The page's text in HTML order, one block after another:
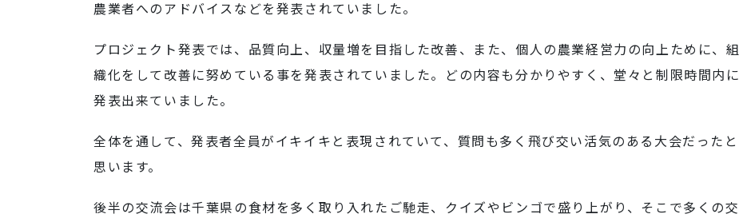
農業者へのアドバイスなどを発表されていました。
プロジェクト発表では、品質向上、収量増を目指した改善、また、個人の農業経営力の向上ために、組
織化をして改善に努めている事を発表されていました。どの内容も分かりやすく、堂々と制限時間内に
発表出来ていました。
全体を通して、発表者全員がイキイキと表現されていて、質問も多く飛び交い活気のある大会だったと
思います。
後半の交流会は千葉県の食材を多く取り入れたご馳走、クイズやビンゴで盛り上がり、そこで多くの交